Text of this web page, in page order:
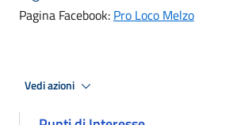
Pagina Facebook: Pro Loco Melzo
Vedi azioni